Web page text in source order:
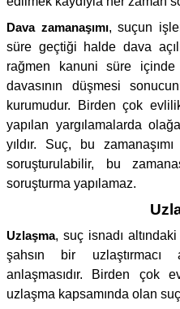
Dava zamanaşımı, suçun
süre geçtiği halde dava
rağmen kanuni süre içinde
davasının düşmesi
kurumudur. Birden çok
yapılan yargılamalarda
yıldır. Suç, bu
soruşturulabilir, bu
soruşturma yapılamaz.
Uzlaşma, suç isnadı
şahsın bir uzlaştırmacı
anlaşmasıdır. Birden çok
uzlaşma kapsamında olan